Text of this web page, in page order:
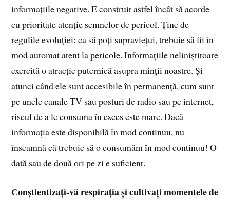
informațiile negative. E construit astfel încât să acorde
cu prioritate atenție semnelor de pericol. Ține de
regulile evoluției: ca să poți supraviețui, trebuie să fii în
mod automat atent la pericole. Informațiile neliniștitoare
exercită o atracție puternică asupra minții noastre. Și
atunci când ele sunt accesibile în permanență, cum sunt
pe unele canale TV sau posturi de radio sau pe internet,
riscul de a le consuma în exces este mare. Dacă
informația este disponibilă în mod continuu, nu
înseamnă că trebuie să o consumăm în mod continuu! O
dată sau de două ori pe zi e suficient.
Conștientizați-vă respirația și cultivați momentele de